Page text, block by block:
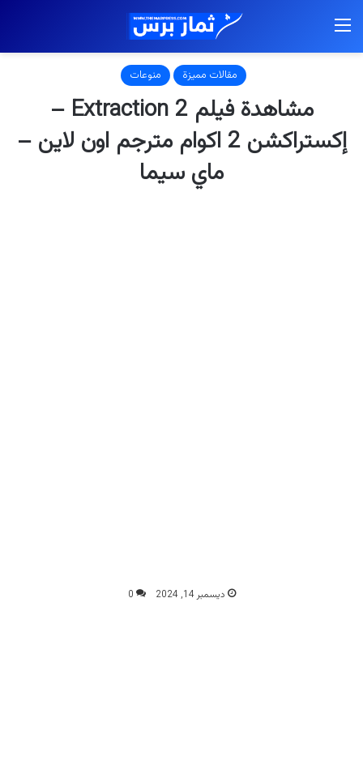
مقالات مميزة منوعات
مشاهدة فيلم Extraction 2 –
إكستراكشن 2 اكوام مترجم اون لاين –
ماي سيما
ديسمبر 14, 2024 0